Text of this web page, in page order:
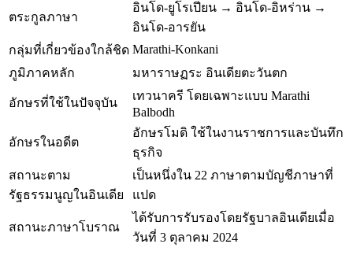
ตระกูลภาษา
อินโด-ยูโรเปียน → อินโด-อิหร่าน →
อินโด-อารยัน
กลุ่มที่เกี่ยวข้องใกล้ชิด Marathi-Konkani
ภูมิภาคหลัก
มหาราษฏระ อินเดียตะวันตก
อักษรที่ใช้ในปัจจุบัน
เทวนาครี โดยเฉพาะแบบ Marathi
Balbodh
อักษรในอดีต
อักษรโมดิ ใช้ในงานราชการและบันทึก
ธุรกิจ
สถานะตาม
รัฐธรรมนูญในอินเดีย
เป็นหนึ่งใน 22 ภาษาตามบัญชีภาษาที่
แปด
สถานะภาษาโบราณ
ได้รับการรับรองโดยรัฐบาลอินเดียเมื่อ
วันที่ 3 ตุลาคม 2024